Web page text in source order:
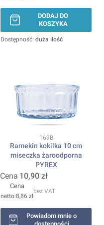
DODAJ DO
KOSZYKA
Dostępność: duża ilość
Kod produktu
169B
Ramekin kokilka 10 cm
miseczka żaroodporna
PYREX
Cena 10,90 zł
Cena
8,86 zł
bez VAT
Powiadom mnie o